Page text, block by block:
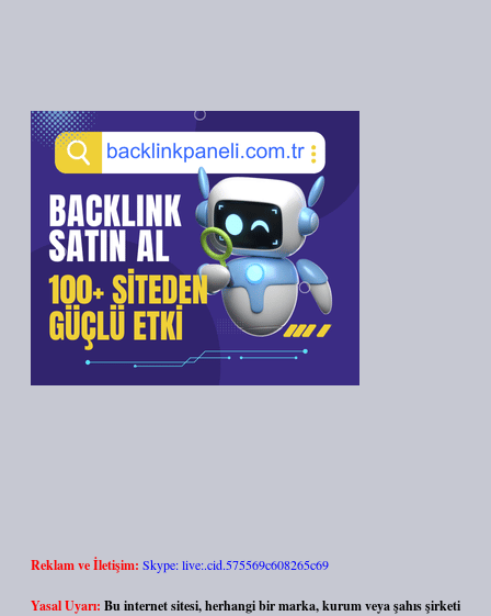
Reklam ve İletişim: Skype: live:.cid.575569c608265c69
Yasal Uyarı: Bu internet sitesi, herhangi bir marka, kurum veya şahıs şirketi